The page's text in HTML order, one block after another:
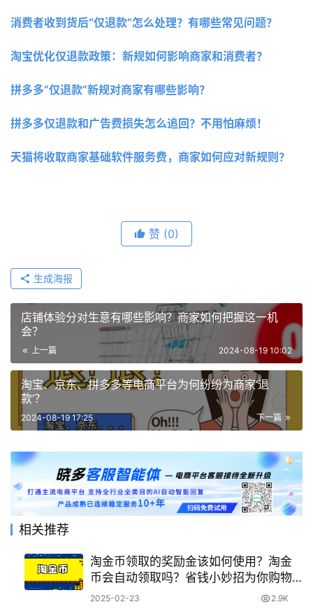
消费者收到货后“仅退款”怎么处理？有哪些常见问题？
淘宝优化仅退款政策：新规如何影响商家和消费者？
拼多多”仅退款”新规对商家有哪些影响？
拼多多仅退款和广告费损失怎么追回？不用怕麻烦！
天猫将收取商家基础软件服务费，商家如何应对新规则？
赞 (0)
生成海报
店铺体验分对生意有哪些影响？商家如何把握这一机
会？
上一篇 2024-08-19 10:02
淘宝、京东、拼多多等电商平台为何纷纷为商家‘退
款’？
下一篇
2024-08-19 17:25
相关推荐
淘金币领取的奖励金该如何使用？淘金
币会自动领取吗？省钱小妙招为你购物
增添乐趣！
2025-02-23 2.9K